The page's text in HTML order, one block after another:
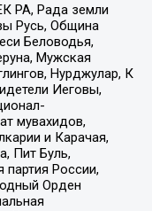
РА, Рада земли
Русь, Община
Беловодья,
Мужская
Нурджулар, К
Иеговы,
мувахидов,
и Карачая,
Пит Буль,
России,
Орден